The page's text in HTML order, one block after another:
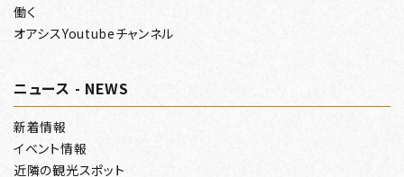
働く
オアシスYoutubeチャンネル
ニュース - NEWS
新着情報
イベント情報
近隣の観光スポット